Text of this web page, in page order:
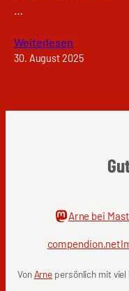
Weiterlesen
30. August 2025
Arne bei
compendion.net
VonArne persönlich mit viel